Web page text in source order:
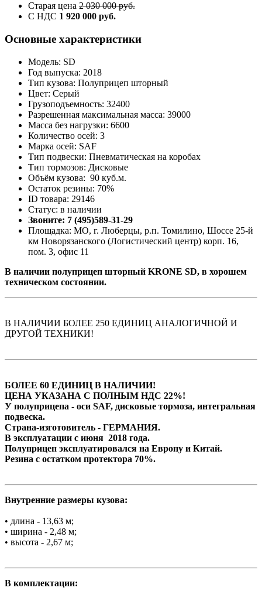
Старая цена 2 030 000 руб.
С НДС 1 920 000 руб.
Основные характеристики
Модель: SD
Год выпуска: 2018
Тип кузова: Полуприцеп шторный
Цвет: Серый
Грузоподъемность: 32400
Разрешенная максимальная масса: 39000
Масса без нагрузки: 6600
Количество осей: 3
Марка осей: SAF
Тип подвески: Пневматическая на коробах
Тип тормозов: Дисковые
Объём кузова: 90 куб.м.
Остаток резины: 70%
ID товара: 29146
Статус: в наличии
Звоните: 7 (495)589-31-29
Площадка: МО, г. Люберцы, р.п. Томилино, Шоссе 25-й
км Новорязанского (Логистический центр) корп. 16,
пом. 3, офис 11
В наличии полуприцеп шторный KRONE SD, в хорошем
техническом состоянии.
В НАЛИЧИИ БОЛЕЕ 250 ЕДИНИЦ АНАЛОГИЧНОЙ И
ДРУГОЙ ТЕХНИКИ!
БОЛЕЕ 60 ЕДИНИЦ В НАЛИЧИИ!
ЦЕНА УКАЗАНА С ПОЛНЫМ НДС 22%!
У полуприцепа - оси SAF, дисковые тормоза, интегральная
подвеска.
Страна-изготовитель - ГЕРМАНИЯ.
В эксплуатации с июня 2018 года.
Полуприцеп эксплуатировался на Европу и Китай.
Резина с остатком протектора 70%.
Внутренние размеры кузова:
• длина - 13,63 м;
• ширина - 2,48 м;
• высота - 2,67 м;
В комплектации: